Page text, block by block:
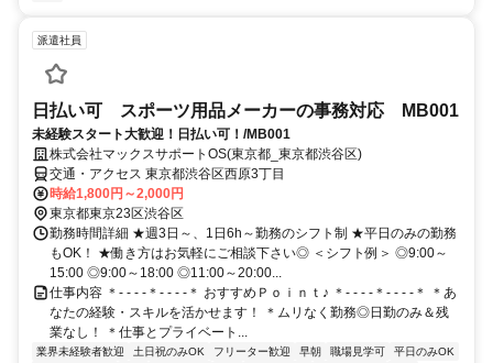
派遣社員
日払い可 スポーツ用品メーカーの事務対応 MB001
未経験スタート大歓迎！日払い可！/MB001
株式会社マックスサポートOS(東京都_東京都渋谷区)
交通・アクセス 東京都渋谷区西原3丁目
時給1,800円～2,000円
東京都東京23区渋谷区
勤務時間詳細 ★週3日～、1日6h～勤務のシフト制 ★平日のみの勤務
もOK！ ★働き方はお気軽にご相談下さい◎ ＜シフト例＞ ◎9:00～
15:00 ◎9:00～18:00 ◎11:00～20:00...
仕事内容 ＊- - - -＊- - - -＊ おすすめＰｏｉｎｔ♪ ＊- - - -＊- - - -＊ ＊あ
なたの経験・スキルを活かせます！ ＊ムリなく勤務◎日勤のみ＆残
業なし！ ＊仕事とプライベート...
業界未経験者歓迎 土日祝のみOK フリーター歓迎 早朝 職場見学可
平日のみOK